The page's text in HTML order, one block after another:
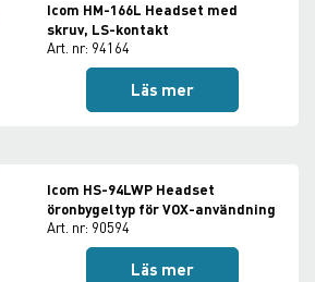
Icom HM-166L Headset med
skruv, LS-kontakt
Art. nr: 94164
Läs mer
Icom HS-94LWP Headset
öronbygeltyp för VOX-användning
Art. nr: 90594
Läs mer